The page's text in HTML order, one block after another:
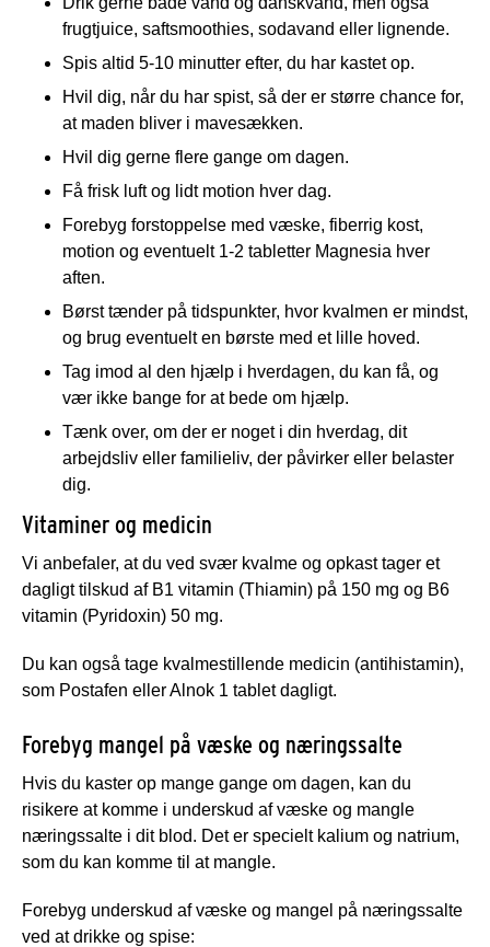
frugtjuice, saftsmoothies, sodavand eller lignende.
Spis altid 5-10 minutter efter, du har kastet op.
Hvil dig, når du har spist, så der er større chance for,
at maden bliver i mavesækken.
Hvil dig gerne flere gange om dagen.
Få frisk luft og lidt motion hver dag.
Forebyg forstoppelse med væske, fiberrig kost,
motion og eventuelt 1-2 tabletter Magnesia hver
aften.
Børst tænder på tidspunkter, hvor kvalmen er mindst,
og brug eventuelt en børste med et lille hoved.
Tag imod al den hjælp i hverdagen, du kan få, og
vær ikke bange for at bede om hjælp.
Tænk over, om der er noget i din hverdag, dit
arbejdsliv eller familieliv, der påvirker eller belaster
dig.
Vitaminer og medicin
Vi anbefaler, at du ved svær kvalme og opkast tager et
dagligt tilskud af B1 vitamin (Thiamin) på 150 mg og B6
vitamin (Pyridoxin) 50 mg.
Du kan også tage kvalmestillende medicin (antihistamin),
som Postafen eller Alnok 1 tablet dagligt.
Forebyg mangel på væske og næringssalte
Hvis du kaster op mange gange om dagen, kan du
risikere at komme i underskud af væske og mangle
næringssalte i dit blod. Det er specielt kalium og natrium,
som du kan komme til at mangle.
Forebyg underskud af væske og mangel på næringssalte
ved at drikke og spise: